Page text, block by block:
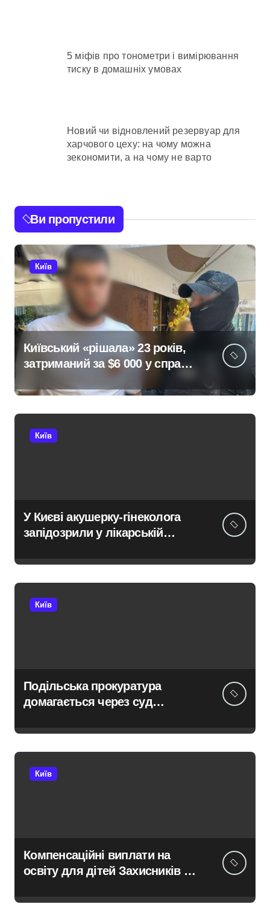
5 міфів про тонометри і вимірювання
тиску в домашніх умовах
Новий чи відновлений резервуар для
харчового цеху: на чому можна
зекономити, а на чому не варто
Ви пропустили
Київ
Київський «рішала» 23 років,
затриманий за $6 000 у справі
мобілізації
Київ
У Києві акушерку-гінеколога
запідозрили у лікарській
вагітності після операції
Київ
Подільська прокуратура
домагається через суд
на фіктивну будівлю в центрі
Києва
Київ
Компенсаційні виплати на
освіту для дітей Захисників у
тисяч гривень і процедура